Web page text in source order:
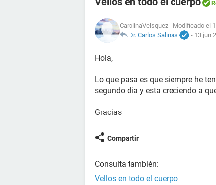
CarolinaVelsquez - Modificado el
Dr. Carlos Salinas
- 13 jun
Hola,
Lo que pasa es que siempre he
segundo dia y esta creciendo a
Gracias
Compartir
Consulta también:
Vellos en todo el cuerpo